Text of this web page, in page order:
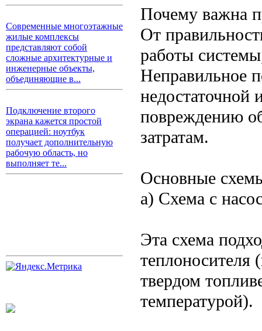
Современные многоэтажные
жилые комплексы
представляют собой
сложные архитектурные и
инженерные объекты,
объединяющие в...
Подключение второго
экрана кажется простой
операцией: ноутбук
получает дополнительную
рабочую область, но
выполняет те...
Почему важна
От
работы
Неправильное
недостаточной
повреждению
затратам.
Основные
а) Схема с
Эта схема
теплоносителя
твердом
температурой).